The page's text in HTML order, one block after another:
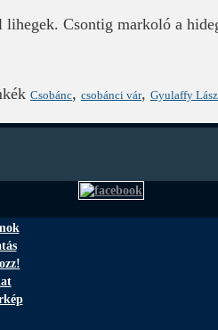
Csontig markoló a
Csobánc, csobánci vár, Gyulaffy